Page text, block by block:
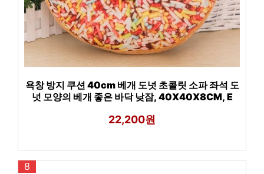
욕창 방지 쿠션 40cm 베개 도넛 초콜릿 소파 좌석 도
넛 모양의 베개 좋은 바닥 낮잠, 40X40X8CM, E
22,200원
8